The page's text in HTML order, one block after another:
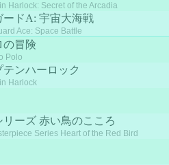
Harlock: Secret of the Arcadia
ドA: 宇宙大海戦
Ace: Space Battle
の冒険
Polo
ンハーロック
Harlock
リーズ 赤い鳥のこころ
Series Heart of the Red Bird